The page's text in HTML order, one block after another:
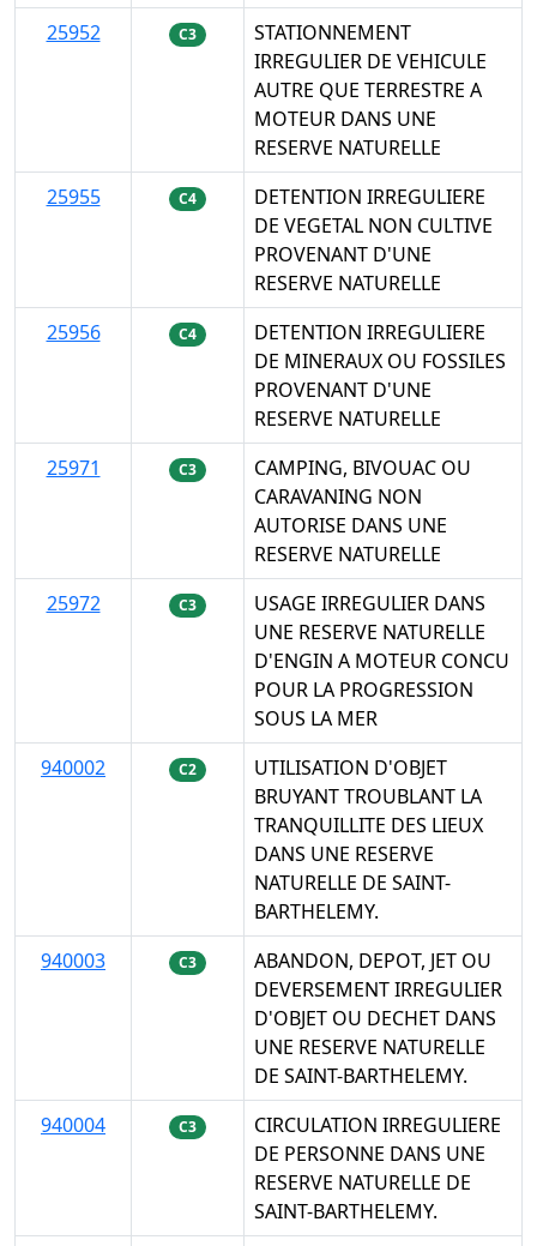
25952 C3
STATIONNEMENT
IRREGULIER DE VEHICULE
AUTRE QUE TERRESTRE A
MOTEUR DANS UNE
RESERVE NATURELLE
25955
C4
DETENTION IRREGULIERE
DE VEGETAL NON CULTIVE
PROVENANT D'UNE
RESERVE NATURELLE
25956
C4
DETENTION IRREGULIERE
DE MINERAUX OU FOSSILES
PROVENANT D'UNE
RESERVE NATURELLE
25971
C3
CAMPING, BIVOUAC OU
CARAVANING NON
AUTORISE DANS UNE
RESERVE NATURELLE
25972
C3
USAGE IRREGULIER DANS
UNE RESERVE NATURELLE
D'ENGIN A MOTEUR CONCU
POUR LA PROGRESSION
SOUS LA MER
940002
C2
UTILISATION D'OBJET
BRUYANT TROUBLANT LA
TRANQUILLITE DES LIEUX
DANS UNE RESERVE
NATURELLE DE SAINT-
BARTHELEMY.
940003
C3
ABANDON, DEPOT, JET OU
DEVERSEMENT IRREGULIER
D'OBJET OU DECHET DANS
UNE RESERVE NATURELLE
DE SAINT-BARTHELEMY.
940004
C3
CIRCULATION IRREGULIERE
DE PERSONNE DANS UNE
RESERVE NATURELLE DE
SAINT-BARTHELEMY.